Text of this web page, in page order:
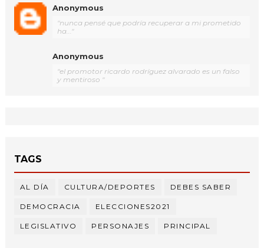
Anonymous
"nunca pensé que podría recuperar a mi prometido
ha..."
Anonymous
"el promotor ricardo rodríguez alvarado es un falso
y mentiroso "
TAGS
AL DÍA CULTURA/DEPORTES DEBES SABER
DEMOCRACIA ELECCIONES2021
LEGISLATIVO PERSONAJES PRINCIPAL